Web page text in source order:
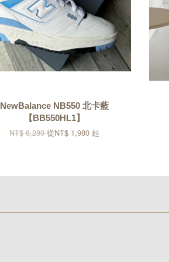
NewBalance NB550 北卡藍
【BB550HL1】
NT$ 8,280從NT$ 1,980 起